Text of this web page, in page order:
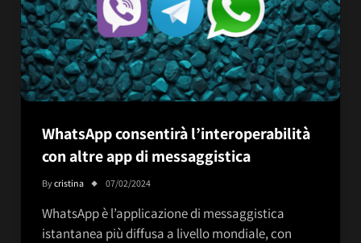
WhatsApp consentirà l’interoperabilità
con altre app di messaggistica
Bycristina 07/02/2024
WhatsApp è l’applicazione di messaggistica
istantanea più diffusa a livello mondiale, con